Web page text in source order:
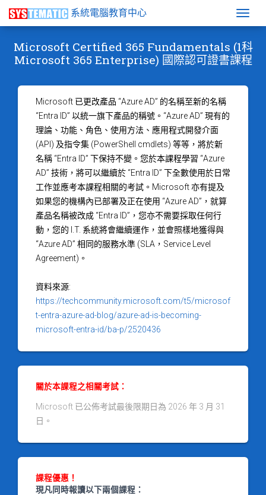
系統電腦教育中心
Microsoft Certified 365 Fundamentals (1科
Microsoft 365 Enterprise) 國際認可證書課程
Microsoft 已更改產品 “Azure AD” 的名稱至新的名稱
“Entra ID” 以統一旗下產品的稱號。“Azure AD” 現有的
理論、功能、角色、使用方法、應用程式開發介面
(API) 及指令集 (PowerShell cmdlets) 等等，將於新
名稱 “Entra ID” 下保持不變。您於本課程學習 “Azure
AD” 技術，將可以繼續於 “Entra ID” 下全數使用於日常
工作並應考本課程相關的考試。Microsoft 亦有提及
如果您的機構內已部署及正在使用 “Azure AD”，就算
產品名稱被改成 “Entra ID”，您亦不需要採取任何行
動，您的 I.T. 系統將會繼續運作，並會照樣地獲得與
“Azure AD” 相同的服務水準 (SLA，Service Level
Agreement)。
資料來源:
https://techcommunity.microsoft.com/t5/microsof
t-entra-azure-ad-blog/azure-ad-is-becoming-
microsoft-entra-id/ba-p/2520436
關於本課程之相關考試：
Microsoft 已公佈考試最後限期日為 2026 年 3 月 31
日。
課程優惠！
現凡同時報讀以下兩個課程：